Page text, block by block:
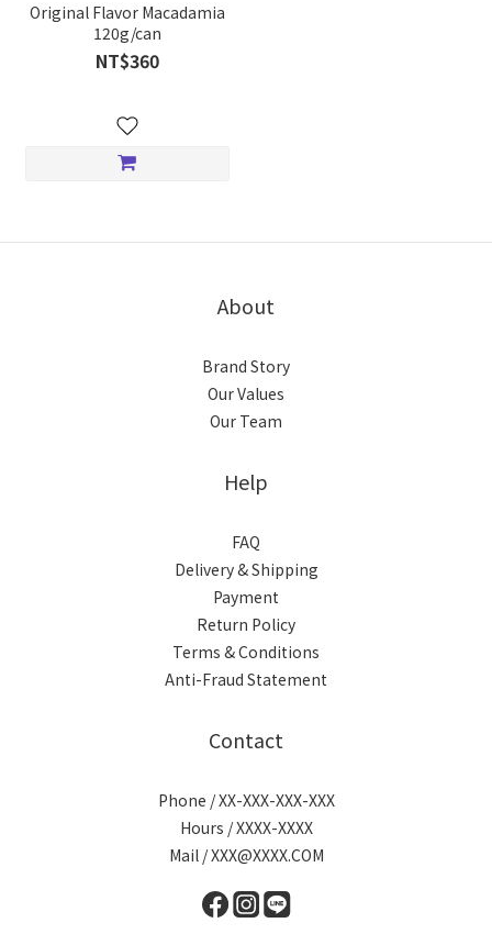
Original Flavor Macadamia
120g/can
NT$360
About
Brand Story
Our Values
Our Team
Help
FAQ
Delivery & Shipping
Payment
Return Policy
Terms & Conditions
Anti-Fraud Statement
Contact
Phone / XX-XXX-XXX-XXX
Hours / XXXX-XXXX
Mail / XXX@XXXX.COM